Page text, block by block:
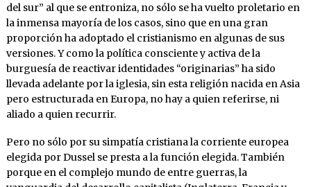
del sur” al que se entroniza, no sólo se ha vuelto proletario en
la inmensa mayoría de los casos, sino que en una gran
proporción ha adoptado el cristianismo en algunas de sus
versiones. Y como la política consciente y activa de la
burguesía de reactivar identidades “originarias” ha sido
llevada adelante por la iglesia, sin esta religión nacida en Asia
pero estructurada en Europa, no hay a quien referirse, ni
aliado a quien recurrir.
Pero no sólo por su simpatía cristiana la corriente europea
elegida por Dussel se presta a la función elegida. También
porque en el complejo mundo de entre guerras, la